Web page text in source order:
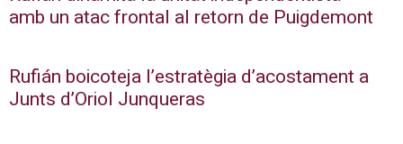
amb un atac frontal al retorn de Puigdemont
Rufián boicoteja l’estratègia d’acostament a
Junts d’Oriol Junqueras